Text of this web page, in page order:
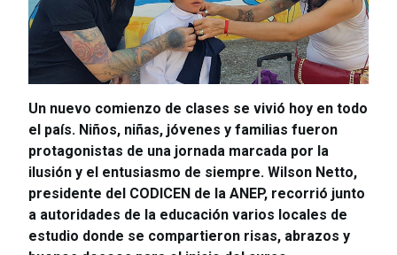
Un nuevo comienzo de clases se vivió hoy en todo
el país. Niños, niñas, jóvenes y familias fueron
protagonistas de una jornada marcada por la
ilusión y el entusiasmo de siempre. Wilson Netto,
presidente del CODICEN de la ANEP, recorrió junto
a autoridades de la educación varios locales de
estudio donde se compartieron risas, abrazos y